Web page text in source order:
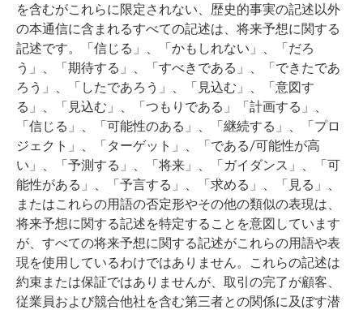
を含むがこれらに限定されない、歴史的事実の記述以外
の本通信に含まれるすべての記述は、将来予想に関する
記述です。「信じる」、「かもしれない」、「だろ
う」、「期待する」、「すべきである」、「できたであ
ろう」、「したであろう」、「見込む」、「意図す
る」、「見込む」、「つもりである」「計画する」、
「信じる」、「可能性のある」、「継続する」、「プロ
ジェクト」、「ターゲット」、「である/可能性が高
い」、「予測する」、「将来」、「ガイダンス」、「可
能性がある」、「予言する」、「求める」、「見る」、
またはこれらの用語の否定形やその他の類似の表現は、
将来予想に関する記述を特定することを意図しています
が、すべての将来予想に関する記述がこれらの用語や表
現を使用しているわけではありません。これらの記述は
約束または保証ではありませんが、取引の完了が顧客、
従業員および競合他社を含む第三者との関係に及ぼす潜